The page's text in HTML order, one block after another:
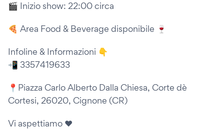
🎬 Inizio show: 22:00 circa
🍕 Area Food & Beverage disponibile 🍷
Infoline & Informazioni 👇
📲 3357419633
📍Piazza Carlo Alberto Dalla Chiesa, Corte dè
Cortesi, 26020, Cignone (CR)
Vi aspettiamo ❤️